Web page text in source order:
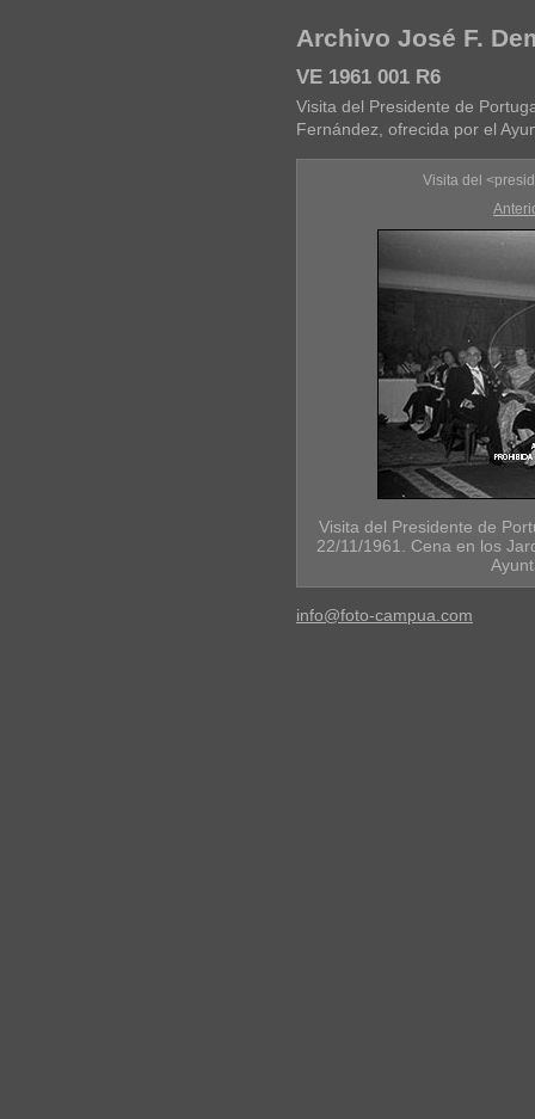
Archivo José F.
VE 1961 001 R6
Visita del Presidente de
Fernández, ofrecida por el
Visita del
Visita del Presidente de
22/11/1961. Cena en los
info@foto-campua.com